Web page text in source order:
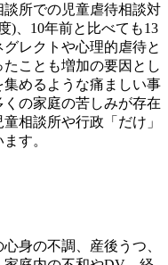
所での児童虐待相談対
)、10年前と比べても13
レクトや心理的虐待と
ことも増加の要因とし
めるような痛ましい事
の家庭の苦しみが存在
相談所や行政「だけ」
す。
身の不調、産後うつ、